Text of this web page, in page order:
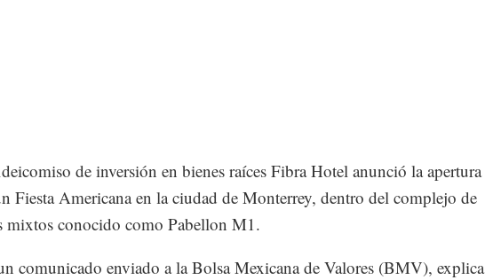
de inversión en bienes raíces Fibra Hotel anunció la apertura
Fiesta Americana en la ciudad de Monterrey, dentro del complejo de
mixtos conocido como Pabellon M1.
comunicado enviado a la Bolsa Mexicana de Valores (BMV), explica